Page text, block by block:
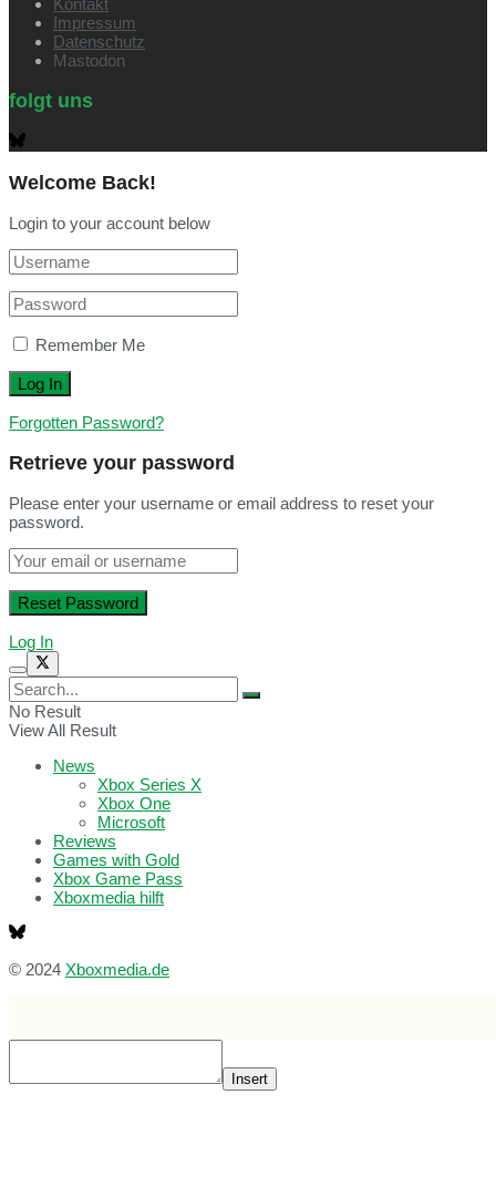
Kontakt
Impressum
Datenschutz
Mastodon
folgt uns
Welcome Back!
Login to your account below
Remember Me
Forgotten Password?
Retrieve your password
Please enter your username or email address to reset your
password.
Log In
No Result
View All Result
News
Xbox Series X
Xbox One
Microsoft
Reviews
Games with Gold
Xbox Game Pass
Xboxmedia hilft
© 2024 Xboxmedia.de
Insert